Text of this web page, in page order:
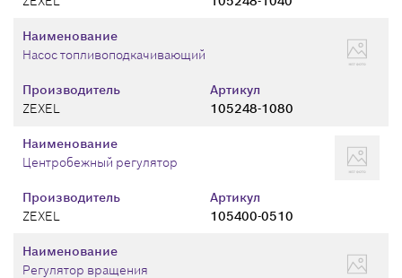
Производитель
ZEXEL
Артикул
105248-1080
Наименование
Насос топливоподкачивающий
Производитель
ZEXEL
Артикул
105400-0510
Наименование
Центробежный регулятор
Наименование
Регулятор вращения